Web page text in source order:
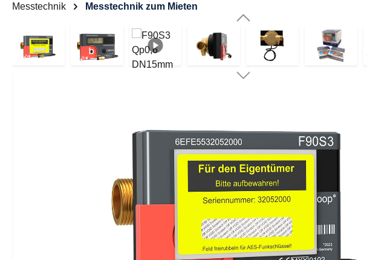
Messtechnik Messtechnik zum Mieten
Bildergalerie überspringen